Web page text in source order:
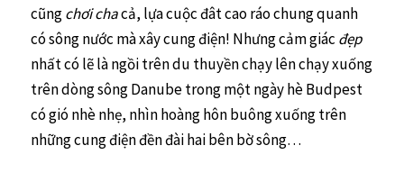
cũngchơi chacả, lựa cuộc đât cao ráo chung quanh
có sông nước mà xây cung điện! Nhưng cảm giác đẹp
nhất có lẽ là ngồi trên du thuyền chạy lên chạy xuống
trên dòng sông Danube trong một ngày hè Budpest
có gió nhè nhẹ, nhìn hoàng hôn buông xuống trên
những cung điện đền đài hai bên bờ sông…